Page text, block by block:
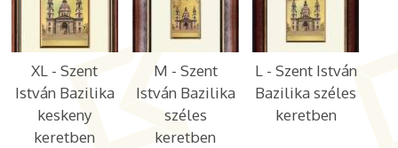
XL - Szent
István Bazilika
keskeny
keretben
M - Szent
István Bazilika
széles
keretben
L - Szent István
Bazilika széles
keretben